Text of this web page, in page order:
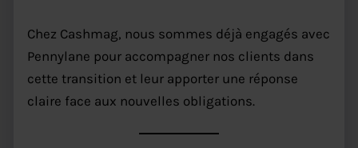
Chez Cashmag, nous sommes déjà engagés avec
Pennylane pour accompagner nos clients dans
cette transition et leur apporter une réponse
claire face aux nouvelles obligations.